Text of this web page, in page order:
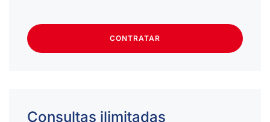
CONTRATAR
Consultas ilimitadas